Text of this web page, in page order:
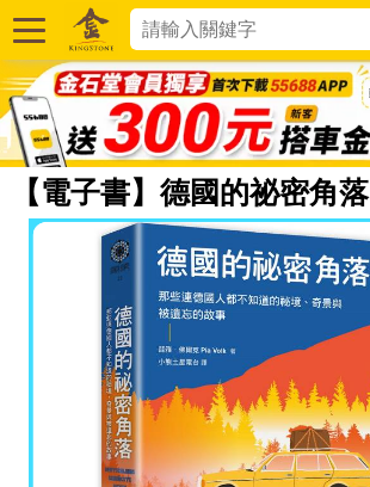
【電子書】德國的祕密角落